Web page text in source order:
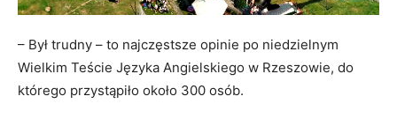
– Był trudny – to najczęstsze opinie po niedzielnym
Wielkim Teście Języka Angielskiego w Rzeszowie, do
którego przystąpiło około 300 osób.